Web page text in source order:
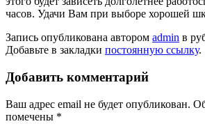
часов. Удачи Вам при выборе хорошей
Запись опубликована автором admin в
Добавьте в закладки постоянную ссылку.
Добавить комментарий
Ваш адрес email не будет опубликован.
помечены *